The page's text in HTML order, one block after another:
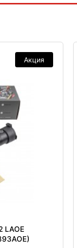
Акция
LAOE